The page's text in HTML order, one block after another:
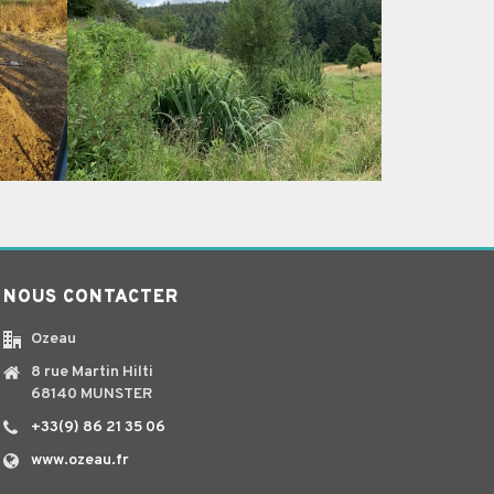
NOUS CONTACTER
Ozeau
8 rue Martin Hilti
68140 MUNSTER
+33(9) 86 21 35 06
www.ozeau.fr